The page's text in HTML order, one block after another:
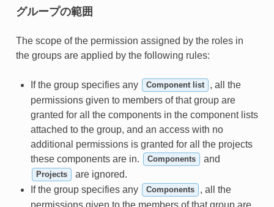
グループの範囲
The scope of the permission assigned by the roles in
the groups are applied by the following rules:
If the group specifies any Component list
, all the
permissions given to members of that group are
granted for all the components in the component lists
attached to the group, and an access with no
additional permissions is granted for all the projects
these components are in.
Components and
Projects
are ignored.
If the group specifies any
Components
, all the
permissions given to the members of that group are